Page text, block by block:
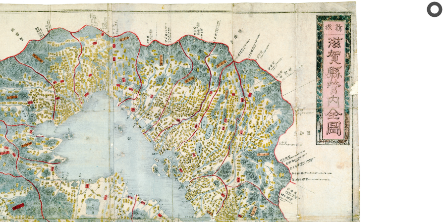
公文書館
の紹介